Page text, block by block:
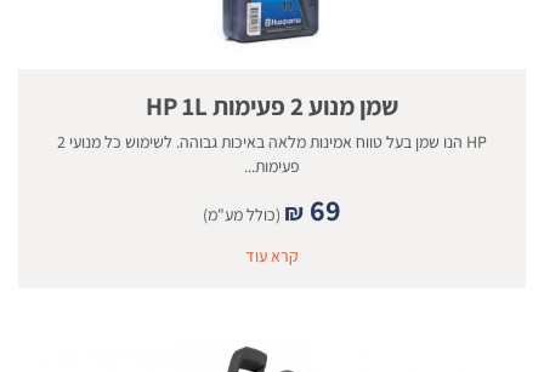
שמן מנוע 2 פעימות HP 1L
HP הנו שמן בעל טווח אמינות מלאה באיכות גבוהה. לשימוש כל מנועי 2
פעימות...
₪ 69
(כולל מע"מ)
קרא עוד